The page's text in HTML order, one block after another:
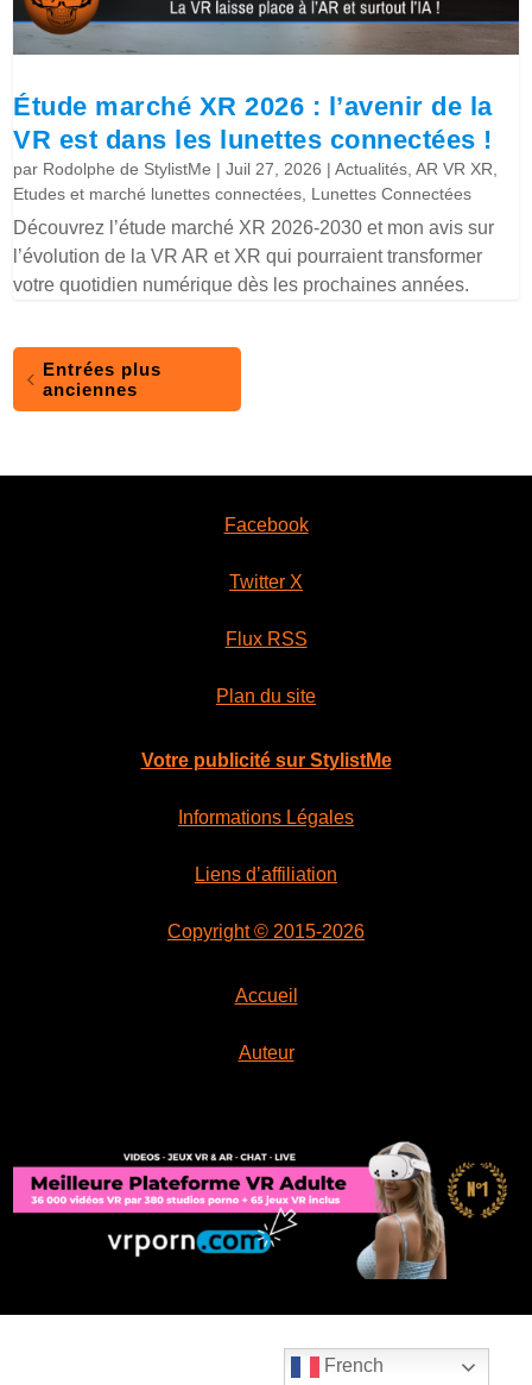
Étude marché XR 2026 : l’avenir de la
VR est dans les lunettes connectées !
par Rodolphe de StylistMe |Juil 27, 2026 |Actualités ,AR VR XR
Etudes et marché lunettes connectées Lunettes Connectées
Découvrez l’étude marché XR 2026-2030 et mon avis sur
l’évolution de la VR AR et XR qui pourraient transformer
votre quotidien numérique dès les prochaines années.
Entrées plus
anciennes
Facebook
Twitter X
Flux RSS
Plan du site
Votre publicité sur StylistMe
Informations Légales
Liens d’affiliation
Copyright © 2015-2026
Accueil
Auteur
French